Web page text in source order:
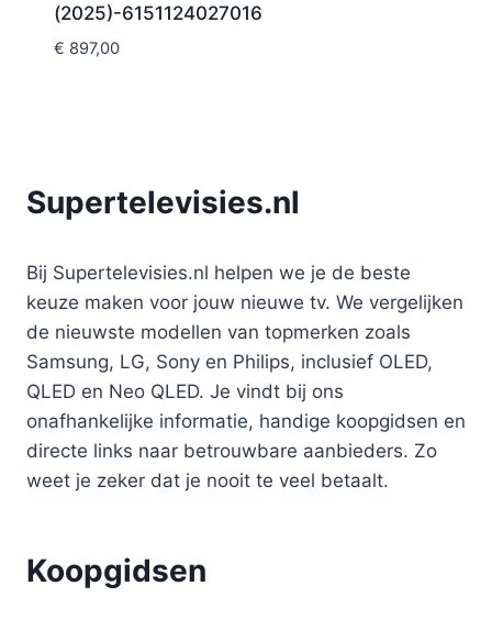
(2025)-6151124027016
€ 897,00
Supertelevisies.nl
Bij Supertelevisies.nl helpen we je de beste
keuze maken voor jouw nieuwe tv. We vergelijken
de nieuwste modellen van topmerken zoals
Samsung, LG, Sony en Philips, inclusief OLED,
QLED en Neo QLED. Je vindt bij ons
onafhankelijke informatie, handige koopgidsen en
directe links naar betrouwbare aanbieders. Zo
weet je zeker dat je nooit te veel betaalt.
Koopgidsen